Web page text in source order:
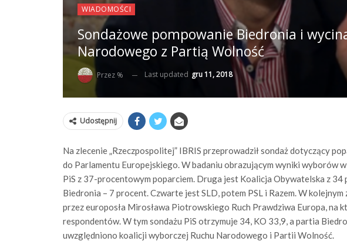
WIADOMOŚCI
Sondażowe pompowanie Biedronia i
Narodowego z Partią Wolność
Przez % Last updated gru 11, 2018
Udostępnij
Na zlecenie „Rzeczpospolitej” IBRIS przeprowadził sondaż dotyczący
do Parlamentu Europejskiego. W badaniu obrazującym wyniki wyborów
PiS z 37-procentowym poparciem. Druga jest Koalicja Obywatelska z
Biedronia – 7 procent. Czwarte jest SLD, potem PSL i Razem. W
przez europosła Mirosława Piotrowskiego Ruch Prawdziwa Europa, na
respondentów. W tym sondażu PiS otrzymuje 34, KO 33,9, a partia
uwzględniono koalicji wyborczej Ruchu Narodowego i Partii Wolność.